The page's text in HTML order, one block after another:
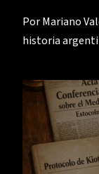
Por Mariano
historia